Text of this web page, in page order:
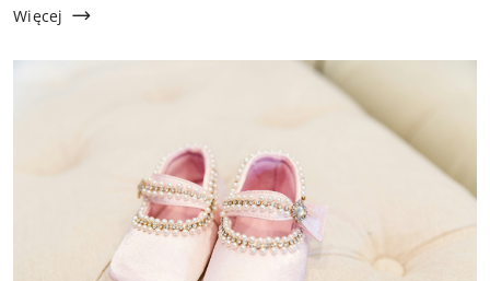
chociażby przez zabrudzenia. Producenci obuwia
Więcej